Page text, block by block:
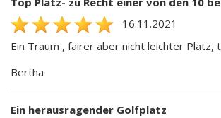
16.11.2021
Ein Traum , fairer aber nicht leichter Platz,
Bertha
Ein herausragender Golfplatz